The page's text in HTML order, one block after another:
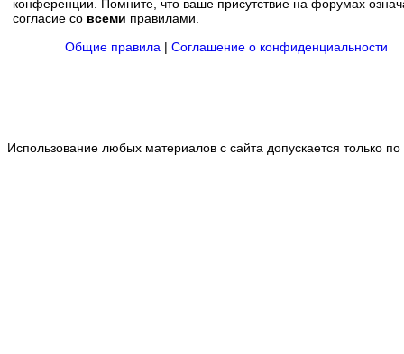
конференции. Помните, что ваше присутствие на форумах
согласие со всеми правилами.
Общие правила | Соглашение о конфиденциальности
Использование любых материалов с сайта допускается только